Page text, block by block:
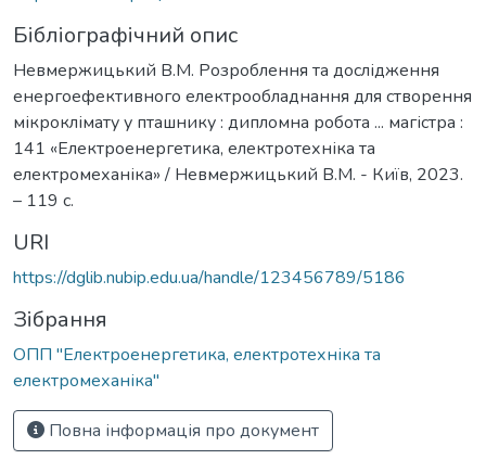
Бібліографічний опис
Невмержицький В.М. Розроблення та дослідження
енергоефективного електрообладнання для створення
мікроклімату у пташнику : дипломна робота ... магістра :
141 «Електроенергетика, електротехніка та
електромеханіка» / Невмержицький В.М. - Київ, 2023.
– 119 с.
URI
https://dglib.nubip.edu.ua/handle/123456789/5186
Зібрання
ОПП "Електроенергетика, електротехніка та
електромеханіка"
Повна інформація про документ